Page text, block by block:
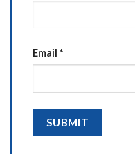
Email *